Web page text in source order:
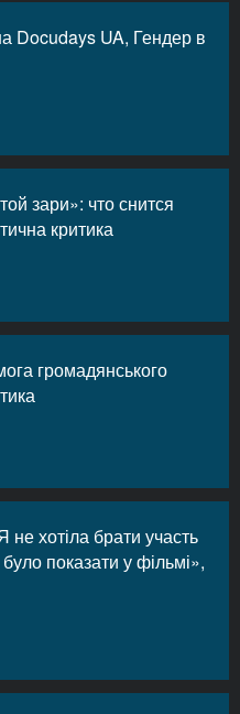
Docudays UA, Гендер в
зари»: что снится
критика
громадянського
не хотіла брати участь
показати у фільмі»,